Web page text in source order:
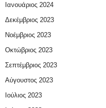
Ιανουάριος 2024
Δεκέμβριος 2023
Νοέμβριος 2023
Οκτώβριος 2023
Σεπτέμβριος 2023
Αύγουστος 2023
Ιούλιος 2023